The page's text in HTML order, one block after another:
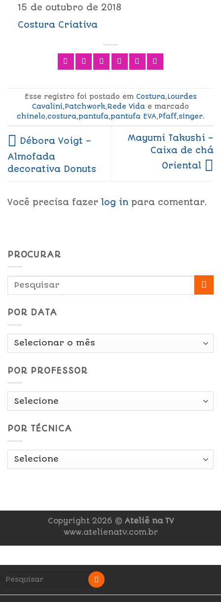
15 de outubro de 2018
Costura Criativa
Esse registro foi postado em Costura,Lourdes
Cavalini,Patchwork,Rede Vida e marcado
chinelo,costura,pantufa,pantufa EVA,Pfaff,singer.
Débora Voigt –
Almofada
decorativa Donuts
Mayumi Takushi –
Caixa de chá
Oriental
Você precisa fazer log in para comentar.
PROCURAR
POR DATA
Por
POR PROFESSOR
POR TÉCNICA
Copyright 2026 © Ateliê na TV
www.atelienatv.com.br